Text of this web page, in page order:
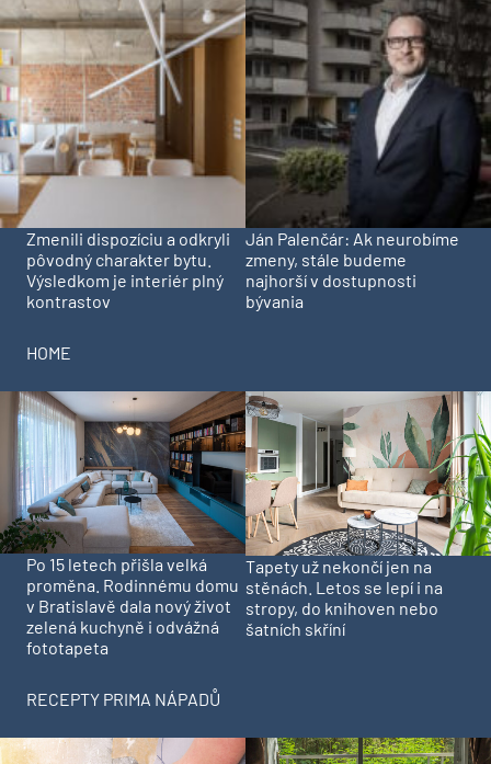
Zmenili dispozíciu a odkryli
pôvodný charakter bytu.
Výsledkom je interiér plný
kontrastov
Ján Palenčár: Ak neurobíme
zmeny, stále budeme
najhorší v dostupnosti
bývania
HOME
Po 15 letech přišla velká
proměna. Rodinnému domu
v Bratislavě dala nový život
zelená kuchyně i odvážná
fototapeta
Tapety už nekončí jen na
stěnách. Letos se lepí i na
stropy, do knihoven nebo
šatních skříní
RECEPTY PRIMA NÁPADŮ